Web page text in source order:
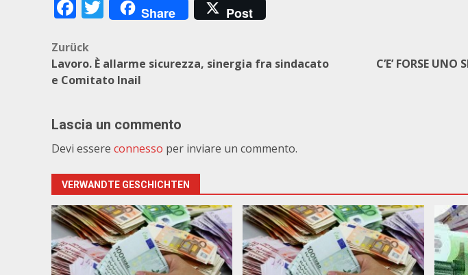
Facebook
Twitter
Share Post
Beitragsnavigation
Zurück
Lavoro. È allarme sicurezza, sinergia fra sindacato
e Comitato Inail
C’E’ FORSE
Lascia un commento
Devi essere connesso per inviare un commento.
VERWANDTE GESCHICHTEN